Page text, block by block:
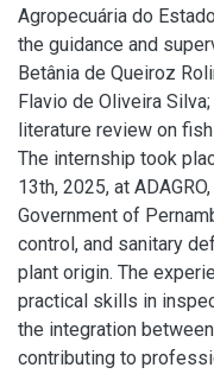
Agropecuária do
the guidance and
Betânia de Queiroz
Flavio de Oliveira
literature review on
The internship took
13th, 2025, at
Government of
control, and sanitary
plant origin. The
practical skills in
the integration
contributing to